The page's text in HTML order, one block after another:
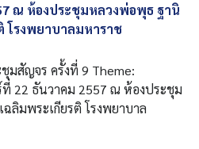
ณ ห้องประชุมหลวงพ่อพุธ ฐานิ
โรงพยาบาลมหาราช
มสัญจร ครั้งที่ 9 Theme:
22 ธันวาคม 2557 ณ ห้องประชุม
ลิมพระเกียรติ โรงพยาบาล